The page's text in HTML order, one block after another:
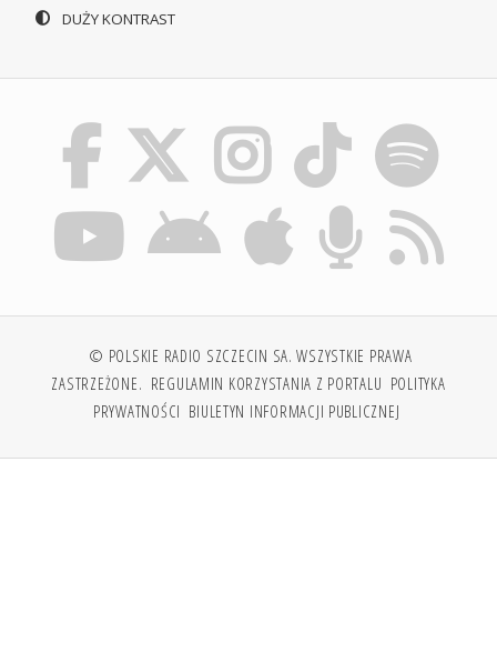
DUŻY KONTRAST
© POLSKIE RADIO SZCZECIN SA. WSZYSTKIE PRAWA
ZASTRZEŻONE. REGULAMIN KORZYSTANIA Z PORTALU POLITYKA
PRYWATNOŚCI BIULETYN INFORMACJI PUBLICZNEJ